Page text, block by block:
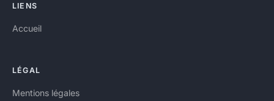
LIENS
Accueil
LÉGAL
Mentions légales